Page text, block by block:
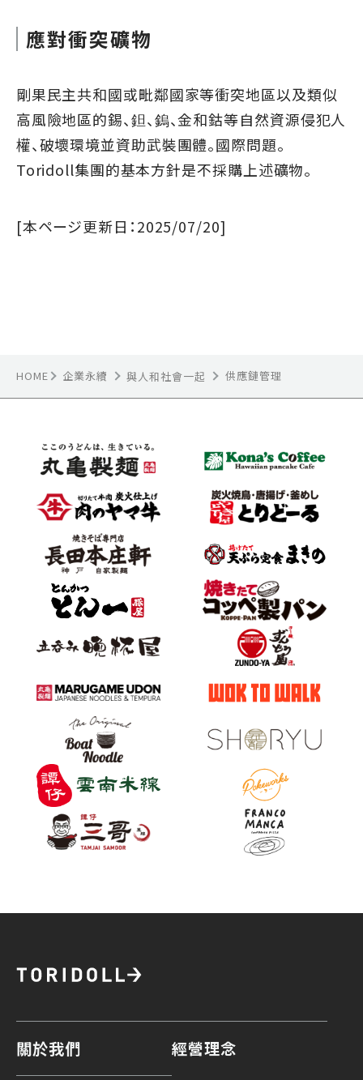
應對衝突礦物
剛果民主共和國或毗鄰國家等衝突地區以及類似
高風險地區的錫、鉭、鎢、金和鈷等自然資源侵犯人
權、破壞環境並資助武裝團體。國際問題。
Toridoll集團的基本方針是不採購上述礦物。
[本ページ更新日：2025/07/20]
HOME 企業永續 與人和社會一起 供應鏈管理
關於我們 經營理念